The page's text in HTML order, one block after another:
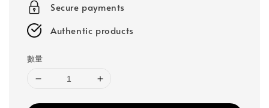
Secure payments
Authentic products
數量